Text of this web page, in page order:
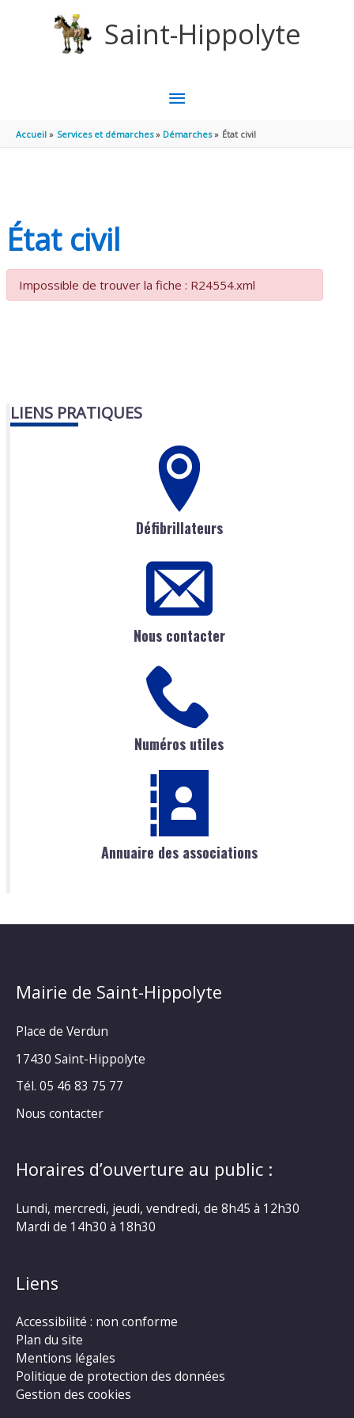
Saint-Hippolyte
MENU
PRINCIPAL
Accueil Services et démarches Démarches État civil
État civil
Impossible de trouver la fiche : R24554.xml
LIENS PRATIQUES
Défibrillateurs
Nous contacter
Numéros utiles
Annuaire des associations
Mairie de Saint-Hippolyte
Place de Verdun
17430 Saint-Hippolyte
Tél. 05 46 83 75 77
Nous contacter
Horaires d’ouverture au public :
Lundi, mercredi, jeudi, vendredi, de 8h45 à 12h30
Mardi de 14h30 à 18h30
Liens
Accessibilité : non conforme
Plan du site
Mentions légales
Politique de protection des données
Gestion des cookies